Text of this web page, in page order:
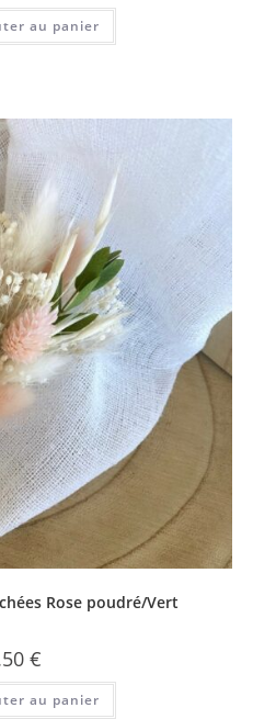
au panier
Rose poudré/Vert
€
au panier